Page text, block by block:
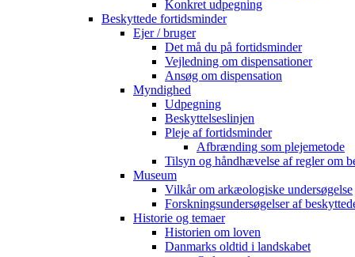
Konkret udpegning
Beskyttede fortidsminder
Ejer / bruger
Det må du på fortidsminder
Vejledning om dispensationer
Ansøg om dispensation
Myndighed
Udpegning
Beskyttelseslinjen
Pleje af fortidsminder
Afbrænding som plejemetode
Tilsyn og håndhævelse af regler om
Museum
Vilkår om arkæologiske undersøgelse
Forskningsundersøgelser af
Historie og temaer
Historien om loven
Danmarks oldtid i landskabet